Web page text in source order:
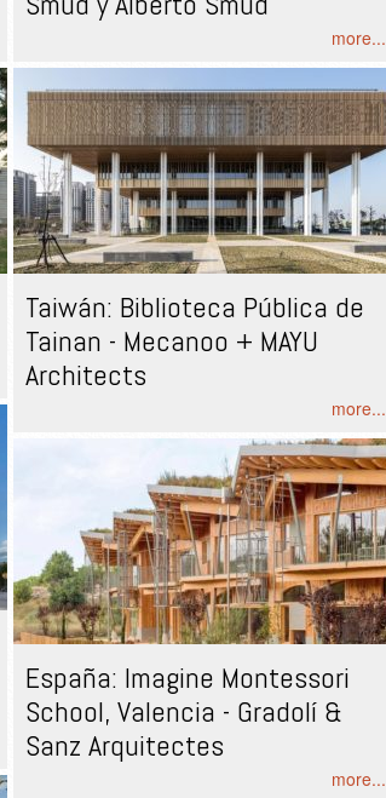
more...
Taiwán: Biblioteca Pública de
Tainan - Mecanoo + MAYU
Architects
more...
España: Imagine Montessori
School, Valencia - Gradolí &
Sanz Arquitectes
more...